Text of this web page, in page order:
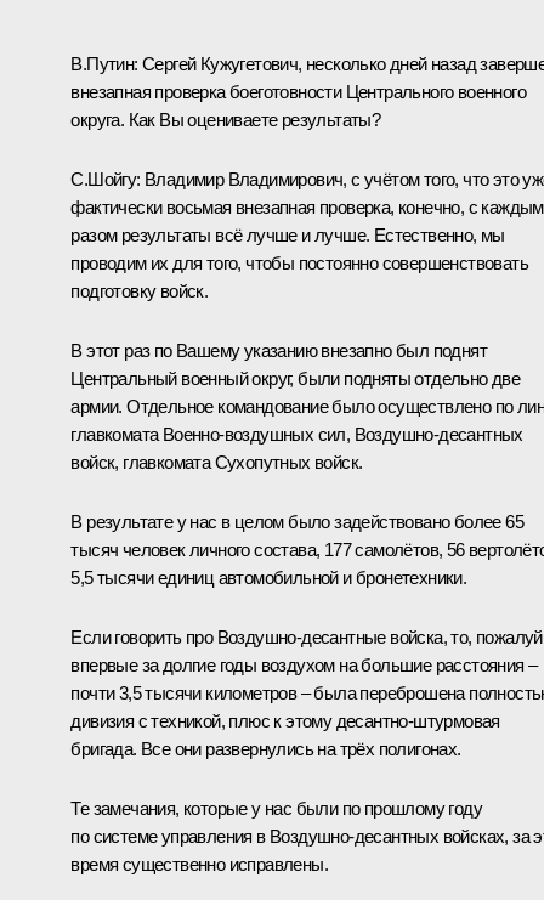
В.Путин: Сергей Кужугетович, несколько дней назад
внезапная проверка боеготовности Центрального военного
округа. Как Вы оцениваете результаты?
С.Шойгу: Владимир Владимирович, с учётом того, что это
фактически восьмая внезапная проверка, конечно, с каждым
разом результаты всё лучше и лучше. Естественно, мы
проводим их для того, чтобы постоянно совершенствовать
подготовку войск.
В этот раз по Вашему указанию внезапно был поднят
Центральный военный округ, были подняты отдельно две
армии. Отдельное командование было осуществлено по
главкомата Военно-воздушных сил, Воздушно-десантных
войск, главкомата Сухопутных войск.
В результате у нас в целом было задействовано более 65
тысяч человек личного состава, 177 самолётов, 56
5,5 тысячи единиц автомобильной и бронетехники.
Если говорить про Воздушно-десантные войска, то,
впервые за долгие годы воздухом на большие расстояния –
почти 3,5 тысячи километров – была переброшена
дивизия с техникой, плюс к этому десантно-штурмовая
бригада. Все они развернулись на трёх полигонах.
Те замечания, которые у нас были по прошлому году
по системе управления в Воздушно-десантных войсках, за
время существенно исправлены.